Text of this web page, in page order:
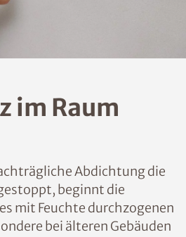
im Raum
Abdichtung die
beginnt die
mit Feuchte durchzogenen
bei älteren Gebäuden